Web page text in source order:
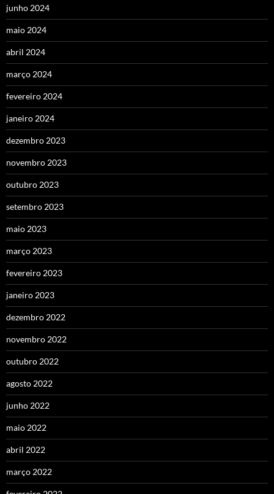
junho 2024
maio 2024
abril 2024
março 2024
fevereiro 2024
janeiro 2024
dezembro 2023
novembro 2023
outubro 2023
setembro 2023
maio 2023
março 2023
fevereiro 2023
janeiro 2023
dezembro 2022
novembro 2022
outubro 2022
agosto 2022
junho 2022
maio 2022
abril 2022
março 2022